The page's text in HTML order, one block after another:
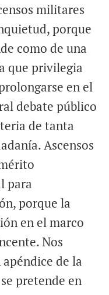
militares
porque
como de una
que privilegia
en el
debate público
de tanta
Ascensos
para
porque la
en el marco
Nos
de la
pretende en